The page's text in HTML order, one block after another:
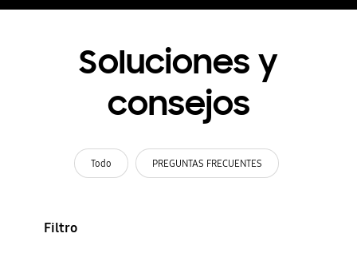
Soluciones y
consejos
Todo PREGUNTAS FRECUENTES
Filtro